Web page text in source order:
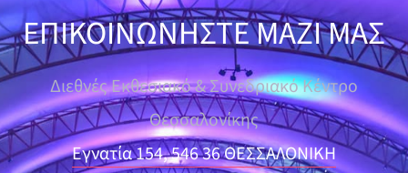
ΕΠΙΚΟΙΝΩΝΗΣΤΕ ΜΑΖΙ ΜΑΣ
Διεθνές Εκθεσιακό & Συνεδριακό Κέντρο
Θεσσαλονίκης
Εγνατία 154, 546 36 ΘΕΣΣΑΛΟΝΙΚΗ